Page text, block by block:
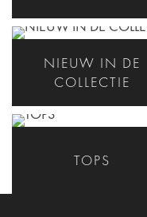
NIEUW IN DE
COLLECTIE
TOPS